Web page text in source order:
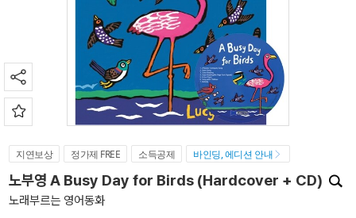
지연보상 정가제 FREE 소득공제 바인딩, 에디션 안내
노부영 A Busy Day for Birds (Hardcover + CD)
노래부르는 영어동화